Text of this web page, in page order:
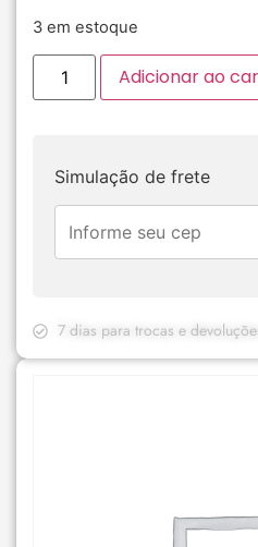
3 em estoque
Adicionar ao
Simulação de frete
7 dias para trocas e